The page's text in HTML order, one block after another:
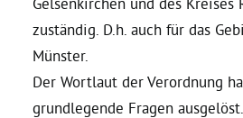
Mitglied werden
zuständig. D.h. auch für das
Münster.
Der Wortlaut der Verordnung
grundlegende Fragen